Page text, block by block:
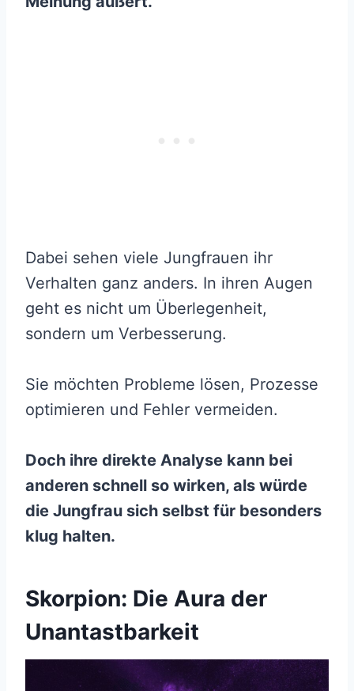
Dabei sehen viele Jungfrauen ihr
Verhalten ganz anders. In ihren Augen
geht es nicht um Überlegenheit,
sondern um Verbesserung.
Sie möchten Probleme lösen, Prozesse
optimieren und Fehler vermeiden.
Doch ihre direkte Analyse kann bei
anderen schnell so wirken, als würde
die Jungfrau sich selbst für besonders
klug halten.
Skorpion: Die Aura der
Unantastbarkeit